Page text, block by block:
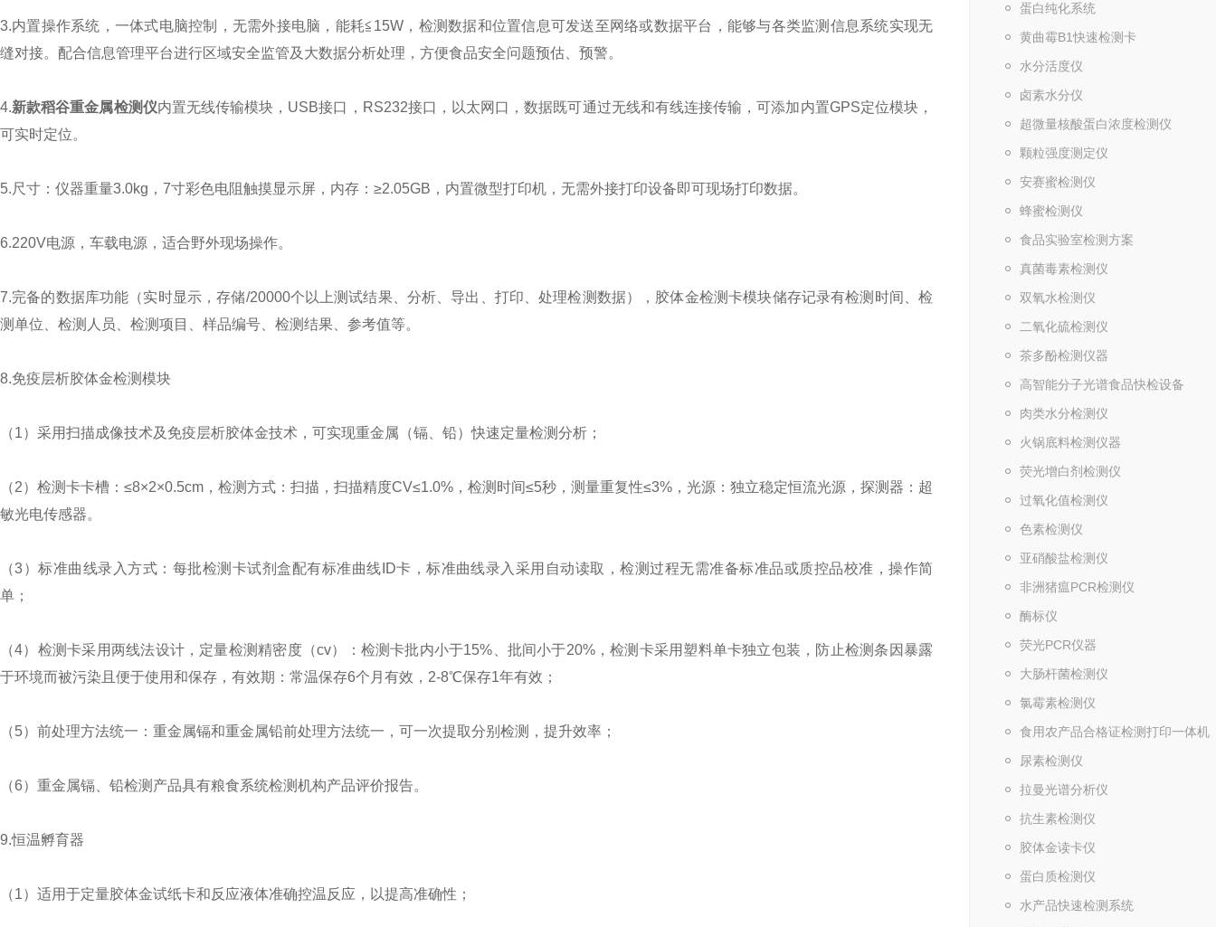
蛋白纯化系统
黄曲霉B1快速检测卡
水分活度仪
卤素水分仪
超微量核酸蛋白浓度检测仪
颗粒强度测定仪
安赛蜜检测仪
蜂蜜检测仪
食品实验室检测方案
真菌毒素检测仪
双氧水检测仪
二氧化硫检测仪
茶多酚检测仪器
高智能分子光谱食品快检设备
肉类水分检测仪
火锅底料检测仪器
荧光增白剂检测仪
过氧化值检测仪
色素检测仪
亚硝酸盐检测仪
非洲猪瘟PCR检测仪
酶标仪
荧光PCR仪器
大肠杆菌检测仪
氯霉素检测仪
食用农产品合格证检测打印一体机
尿素检测仪
拉曼光谱分析仪
抗生素检测仪
胶体金读卡仪
蛋白质检测仪
水产品快速检测系统
3.内置操作系统，一体式电脑控制，无需外接电脑，能耗≦15W，检测数据和位置信息可发送至网络或数据平台，能够与各类监测信息系统实现无
缝对接。配合信息管理平台进行区域安全监管及大数据分析处理，方便食品安全问题预估、预警。
4.新款稻谷重金属检测仪内置无线传输模块，USB接口，RS232接口，以太网口，数据既可通过无线和有线连接传输，可添加内置GPS定位模块，
可实时定位。
5.尺寸：仪器重量3.0kg，7寸彩色电阻触摸显示屏，内存：≥2.05GB，内置微型打印机，无需外接打印设备即可现场打印数据。
6.220V电源，车载电源，适合野外现场操作。
7.完备的数据库功能（实时显示，存储/20000个以上测试结果、分析、导出、打印、处理检测数据），胶体金检测卡模块储存记录有检测时间、检
测单位、检测人员、检测项目、样品编号、检测结果、参考值等。
8.免疫层析胶体金检测模块
（1）采用扫描成像技术及免疫层析胶体金技术，可实现重金属（镉、铅）快速定量检测分析；
（2）检测卡卡槽：≤8×2×0.5cm，检测方式：扫描，扫描精度CV≤1.0%，检测时间≤5秒，测量重复性≤3%，光源：独立稳定恒流光源，探测器：超
敏光电传感器。
（3）标准曲线录入方式：每批检测卡试剂盒配有标准曲线ID卡，标准曲线录入采用自动读取，检测过程无需准备标准品或质控品校准，操作简
单；
（4）检测卡采用两线法设计，定量检测精密度（cv）：检测卡批内小于15%、批间小于20%，检测卡采用塑料单卡独立包装，防止检测条因暴露
于环境而被污染且便于使用和保存，有效期：常温保存6个月有效，2-8℃保存1年有效；
（5）前处理方法统一：重金属镉和重金属铅前处理方法统一，可一次提取分别检测，提升效率；
（6）重金属镉、铅检测产品具有粮食系统检测机构产品评价报告。
9.恒温孵育器
（1）适用于定量胶体金试纸卡和反应液体准确控温反应，以提高准确性；